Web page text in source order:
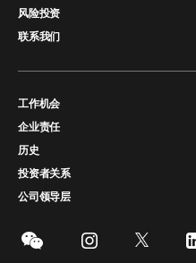
风险投资
联系我们
工作机会
企业责任
历史
投资者关系
公司领导层